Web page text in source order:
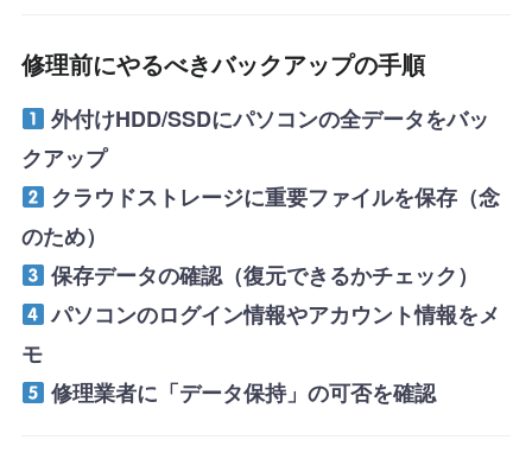
修理前にやるべきバックアップの手順
外付けHDD/SSDにパソコンの全データをバッ
クアップ
クラウドストレージに重要ファイルを保存（念
のため）
保存データの確認（復元できるかチェック）
パソコンのログイン情報やアカウント情報をメ
モ
修理業者に「データ保持」の可否を確認